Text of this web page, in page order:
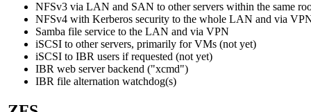
NFSv3 via LAN and SAN to other servers within the same
NFSv4 with Kerberos security to the whole LAN and via
Samba file service to the LAN and via VPN
iSCSI to other servers, primarily for VMs (not yet)
iSCSI to IBR users if requested (not yet)
IBR web server backend ("xcmd")
IBR file alternation watchdog(s)